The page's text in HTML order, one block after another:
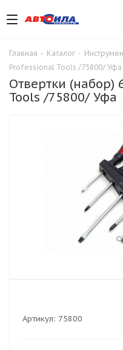
Главная - Каталог -
Professional Tools /75800/ Уфа
Отвертки (набор)
Tools /75800/ Уфа
Артикул: 75800